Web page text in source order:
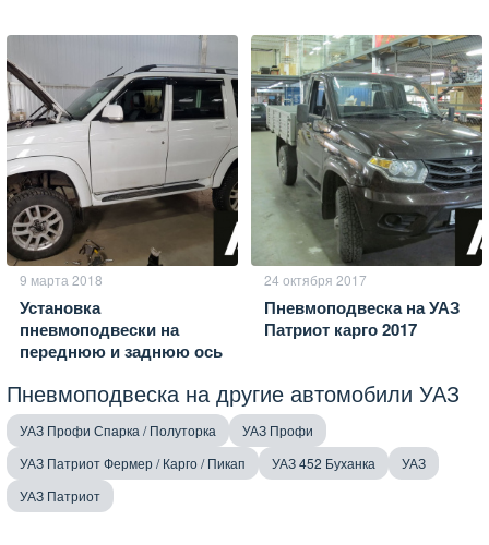
9 марта 2018
Установка
пневмоподвески на
переднюю и заднюю ось
24 октября 2017
Пневмоподвеска на УАЗ
Патриот карго 2017
Пневмоподвеска на другие автомобили УАЗ
УАЗ Профи Спарка / Полуторка
УАЗ Профи
УАЗ Патриот Фермер / Карго / Пикап
УАЗ 452 Буханка
УАЗ
УАЗ Патриот